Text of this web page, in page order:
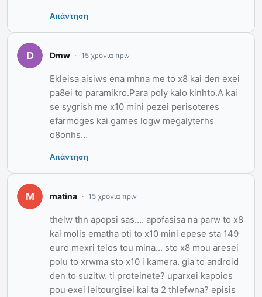
Απάντηση
Dmw 15 χρόνια πριν
Ekleisa aisiws ena mhna me to x8 kai den exei
pa8ei to paramikro.Para poly kalo kinhto.A kai
se sygrish me x10 mini pezei perisoteres
efarmoges kai games logw megalyterhs
o8onhs…
Απάντηση
matina 15 χρόνια πριν
thelw thn apopsi sas…. apofasisa na parw to x8
kai molis ematha oti to x10 mini epese sta 149
euro mexri telos tou mina… sto x8 mou aresei
polu to xrwma sto x10 i kamera. gia to android
den to suzitw. ti proteinete? uparxei kapoios
pou exei leitourgisei kai ta 2 thlefwna? episis